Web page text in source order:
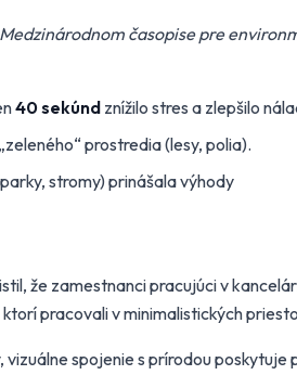
Medzinárodnom časopise pre
40 sekúnd znížilo stres a zlepšilo
prostredia (lesy, polia).
stromy) prinášala výhody
že zamestnanci pracujúci v
pracovali v minimalistických
spojenie s prírodou